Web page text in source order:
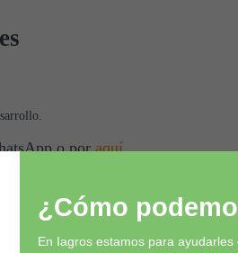
o poraquí
¿Cómo
En Iagros estamos para ayudarles